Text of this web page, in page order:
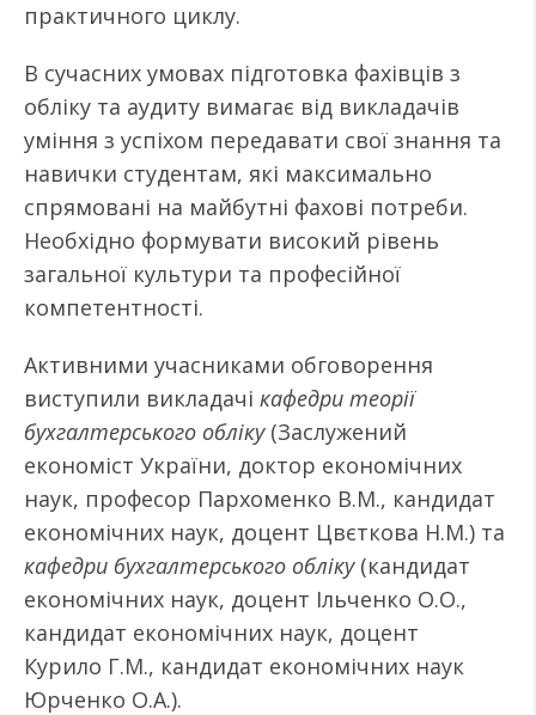
практичного циклу.
В сучасних умовах підготовка фахівців з
обліку та аудиту вимагає від викладачів
уміння з успіхом передавати свої знання та
навички студентам, які максимально
спрямовані на майбутні фахові потреби.
Необхідно формувати високий рівень
загальної культури та професійної
компетентності.
Активними учасниками обговорення
виступили викладачі кафедри теорії
бухгалтерського обліку(Заслужений
економіст України, доктор економічних
наук, професор Пархоменко В.М., кандидат
економічних наук, доцент Цвєткова Н.М.) та
кафедри бухгалтерського обліку(кандидат
економічних наук, доцент Ільченко О.О.,
кандидат економічних наук, доцент
Курило Г.М., кандидат економічних наук
Юрченко О.А.).